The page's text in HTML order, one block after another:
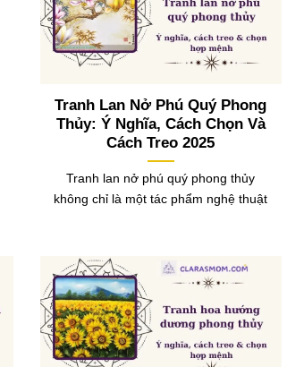
Tranh Lan Nở Phú Quý Phong
Thủy: Ý Nghĩa, Cách Chọn Và
Cách Treo 2025
Tranh lan nở phú quý phong thủy
không chỉ là một tác phẩm nghệ thuật